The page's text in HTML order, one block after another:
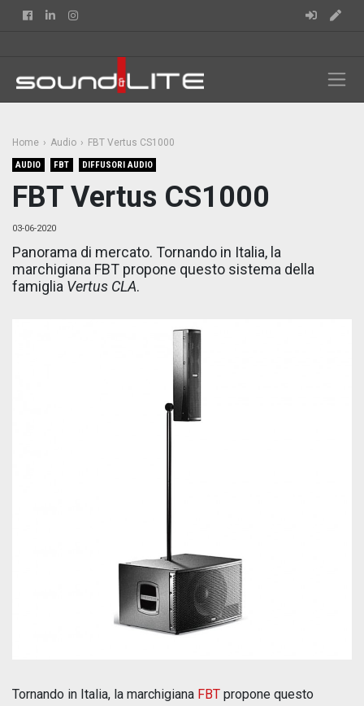
FacebookLinkedin
Home Audio FBT Vertus CS1000
AUDIO FBT DIFFUSORI AUDIO
FBT Vertus CS1000
03-06-2020
Panorama di mercato. Tornando in Italia, la
marchigiana FBT propone questo sistema della
famiglia Vertus CLA.
Tornando in Italia, la marchigiana FBT propone questo